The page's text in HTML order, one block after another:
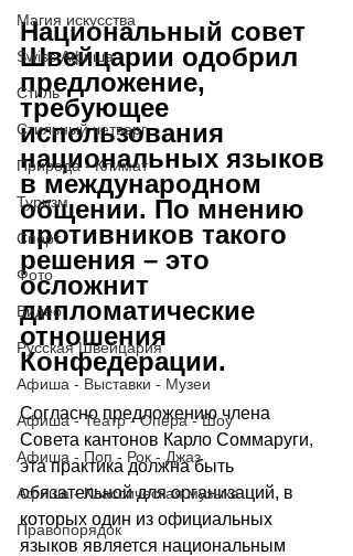
Магия искусства
Swiss Афиша
Стиль
Стильный четверг
Природа - Климат
Туризм
Спорт
Фото
Видео
Русская Швейцария
Афиша - Выставки - Музеи
Афиша - Театр - Опера - Шоу
Афиша - Поп - Рок - Джаз
Афиша - Классическая музыка
Правопорядок
Национальный совет
Швейцарии одобрил
предложение,
требующее
использования
национальных языков
в международном
общении. По мнению
противников такого
решения – это
осложнит
дипломатические
отношения
Конфедерации.
Согласно предложению члена
Совета кантонов Карло Соммаруги,
эта практика должна быть
обязательной для организаций, в
которых один из официальных
языков является национальным